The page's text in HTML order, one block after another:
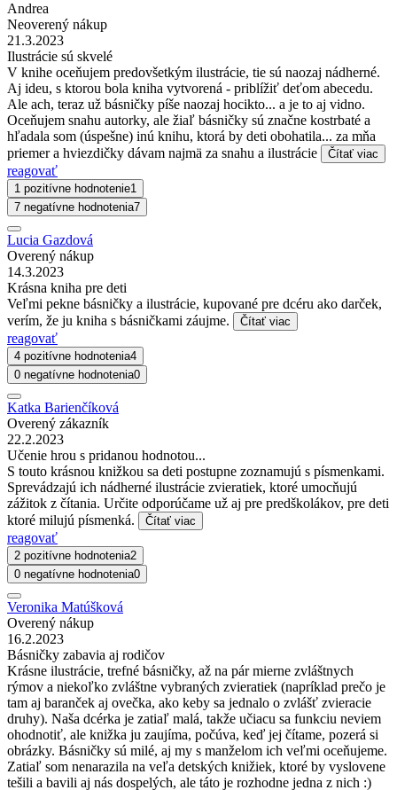
Andrea
Neoverený nákup
21.3.2023
Ilustrácie sú skvelé
V knihe oceňujem predovšetkým ilustrácie, tie sú naozaj nádherné.
Aj ideu, s ktorou bola kniha vytvorená - priblížiť deťom abecedu.
Ale ach, teraz už básničky píše naozaj hocikto... a je to aj vidno.
Oceňujem snahu autorky, ale žiaľ básničky sú značne kostrbaté a
hľadala som (úspešne) inú knihu, ktorá by deti obohatila... za mňa
priemer a hviezdičky dávam najmä za snahu a ilustrácie
Čítať viac
reagovať
1 pozitívne hodnotenie1
7 negatívne hodnotenia7
Lucia Gazdová
Overený nákup
14.3.2023
Krásna kniha pre deti
Veľmi pekne básničky a ilustrácie, kupované pre dcéru ako darček,
verím, že ju kniha s básničkami záujme.
Čítať viac
reagovať
4 pozitívne hodnotenia4
0 negatívne hodnotenia0
Katka Barienčíková
Overený zákazník
22.2.2023
Učenie hrou s pridanou hodnotou...
S touto krásnou knižkou sa deti postupne zoznamujú s písmenkami.
Sprevádzajú ich nádherné ilustrácie zvieratiek, ktoré umocňujú
zážitok z čítania. Určite odporúčame už aj pre predškolákov, pre deti
ktoré milujú písmenká.
Čítať viac
reagovať
2 pozitívne hodnotenia2
0 negatívne hodnotenia0
Veronika Matúšková
Overený nákup
16.2.2023
Básničky zabavia aj rodičov
Krásne ilustrácie, trefné básničky, až na pár mierne zvláštnych
rýmov a niekoľko zvláštne vybraných zvieratiek (napríklad prečo je
tam aj baranček aj ovečka, ako keby sa jednalo o zvlášť zvieracie
druhy). Naša dcérka je zatiaľ malá, takže učiacu sa funkciu neviem
ohodnotiť, ale knižka ju zaujíma, počúva, keď jej čítame, pozerá si
obrázky. Básničky sú milé, aj my s manželom ich veľmi oceňujeme.
Zatiaľ som nenarazila na veľa detských knižiek, ktoré by vyslovene
tešili a bavili aj nás dospelých, ale táto je rozhodne jedna z nich :)